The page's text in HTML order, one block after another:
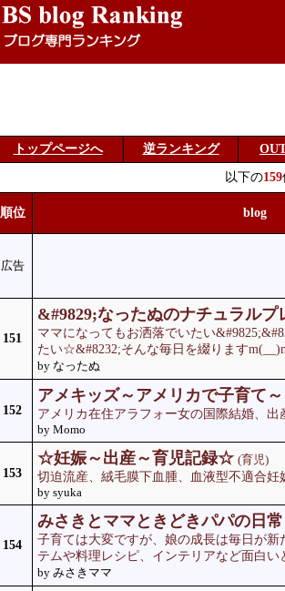
トップページへ 逆ランキング
以下の159
順位 blog
広告
151
&#9829;なったぬのナチュラルプ
ママになってもお洒落でいたい
たい☆&#8232;そんな毎日を綴ります
by なったぬ
152
アメキッズ～アメリカで子育て～
アメリカ在住アラフォー女の国際結婚、出
by Momo
153
☆妊娠～出産～育児記録☆ (育児)
切迫流産、絨毛膜下血腫、血液型不適合妊
by syuka
154
みさきとママときどきパパの日常
子育ては大変ですが、娘の成長は毎日が
テムや料理レシピ、インテリアなど面白
by みさきママ